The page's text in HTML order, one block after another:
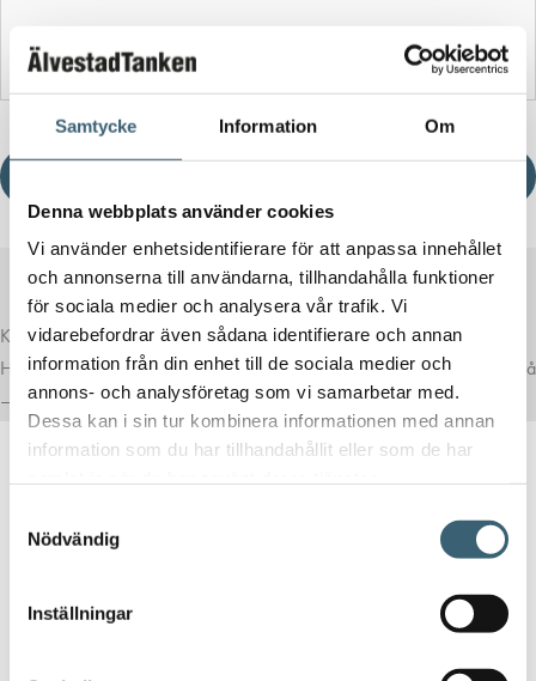
Samtycke Information Om
Denna webbplats använder cookies
Vi använder enhetsidentifierare för att anpassa innehållet
och annonserna till användarna, tillhandahålla funktioner
för sociala medier och analysera vår trafik. Vi
vidarebefordrar även sådana identifierare och annan
information från din enhet till de sociala medier och
annons- och analysföretag som vi samarbetar med.
Dessa kan i sin tur kombinera informationen med annan
information som du har tillhandahållit eller som de har
Nödvändig
Inställningar
Produktblad
Komplettera med rätt tillval
Här har vi samlat produkter som ofta passar bra ihop med det du tittar på
– för en mer komplett lösning.
Högnivålarm för tankar & pumpstationer